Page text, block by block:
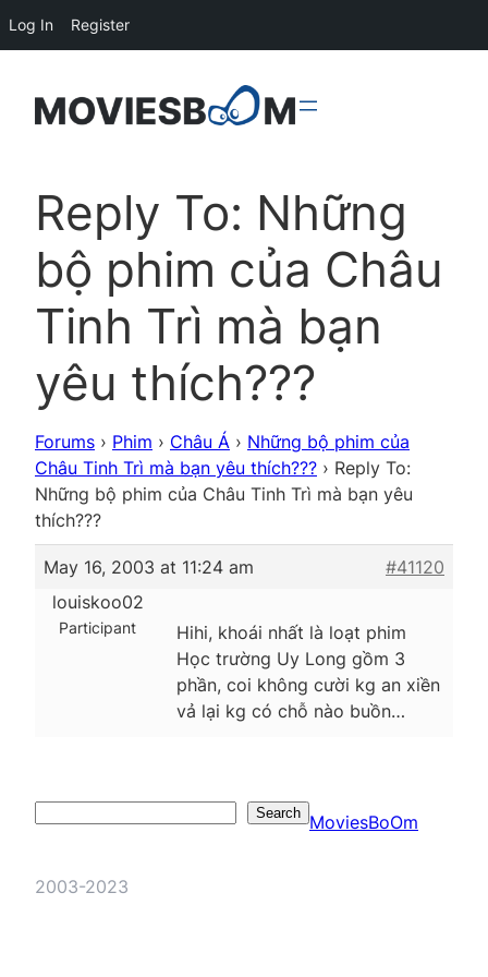
Reply To: Những
bộ phim của Châu
Tinh Trì mà bạn
yêu thích???
Forums › Phim › Châu Á › Những bộ phim của
Châu Tinh Trì mà bạn yêu thích??? › Reply To:
Những bộ phim của Châu Tinh Trì mà bạn yêu
thích???
May 16, 2003 at 11:24 am
#41120
louiskoo02
Participant
Hihi, khoái nhất là loạt phim
Học trường Uy Long gồm 3
phần, coi không cười kg an xiền
vả lại kg có chỗ nào buồn…
Search MoviesBoOm
2003-2023
Log In Register